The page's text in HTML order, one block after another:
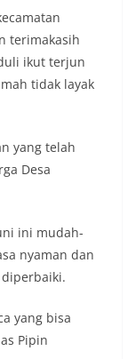
terimakasih
ikut terjun
tidak layak
yang telah
Desa
ini mudah-
nyaman dan
yang bisa
Pipin